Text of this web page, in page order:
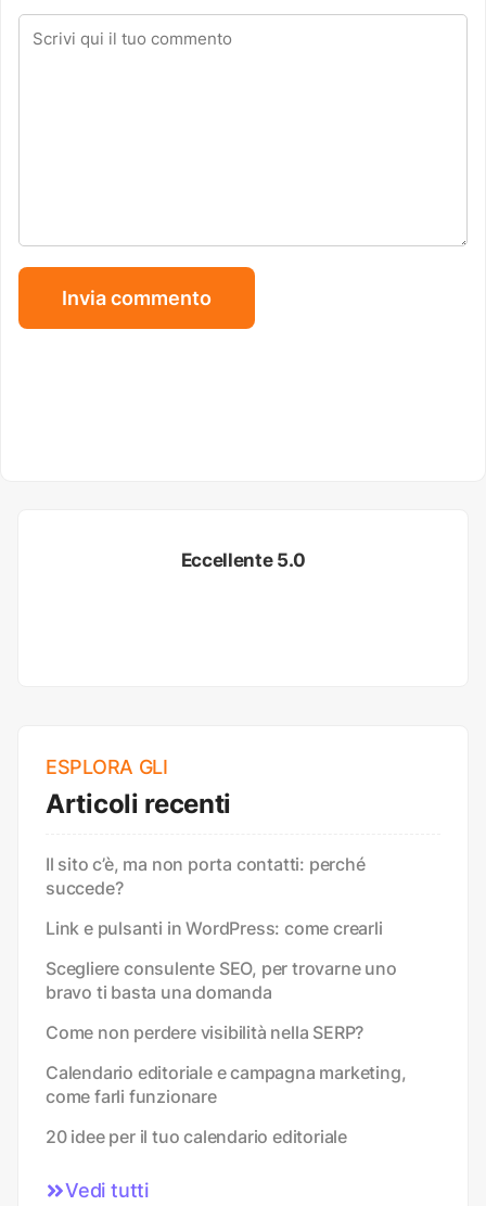
Eccellente 5.0
ESPLORA GLI
Articoli recenti
Il sito c’è, ma non porta contatti: perché
succede?
Link e pulsanti in WordPress: come crearli
Scegliere consulente SEO, per trovarne uno
bravo ti basta una domanda
Come non perdere visibilità nella SERP?
Calendario editoriale e campagna marketing,
come farli funzionare
20 idee per il tuo calendario editoriale
Vedi tutti